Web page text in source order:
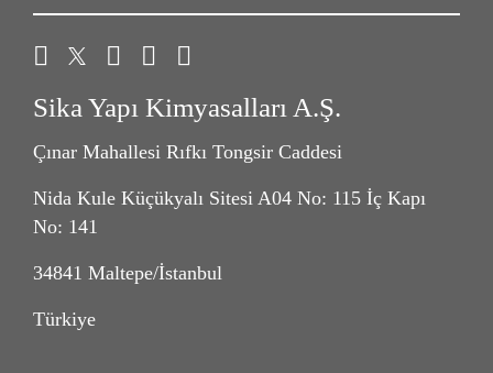
Sika Yapı Kimyasalları A.Ş.
Çınar Mahallesi Rıfkı Tongsir Caddesi
Nida Kule Küçükyalı Sitesi A04 No: 115 İç Kapı
No: 141
34841 Maltepe/İstanbul
Türkiye